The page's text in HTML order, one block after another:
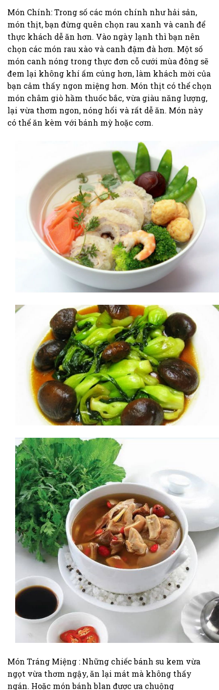
Món Chính: Trong số các món chính như hải sản,
món thịt, bạn đừng quên chọn rau xanh và canh để
thực khách dễ ăn hơn. Vào ngày lạnh thì bạn nên
chọn các món rau xào và canh đậm đà hơn. Một số
món canh nóng trong thực đơn cỗ cưới mùa đông sẽ
đem lại không khí ấm cúng hơn, làm khách mời của
bạn cảm thấy ngon miệng hơn. Món thịt có thể chọn
món châm giò hầm thuốc bắc, vừa giàu năng lượng,
lại vừa thơm ngon, nóng hổi và rất dễ ăn. Món này
có thể ăn kèm với bánh mỳ hoặc cơm.
Món Tráng Miệng : Những chiếc bánh su kem vừa
ngọt vừa thơm ngậy, ăn lại mát mà không thấy
ngán. Hoặc món bánh blan được ưa chuộng